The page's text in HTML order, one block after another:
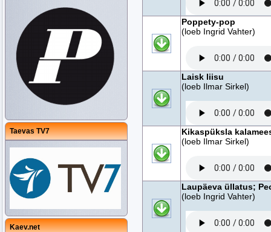
Taevas TV7
Kaev.net
Poppety-pop
(loeb Ingrid Vahter)
Laisk liisu
(loeb Ilmar Sirkel)
Kikaspüksla
(loeb Ilmar Sirkel)
Laupäeva üllatus;
(loeb Ingrid Vahter)